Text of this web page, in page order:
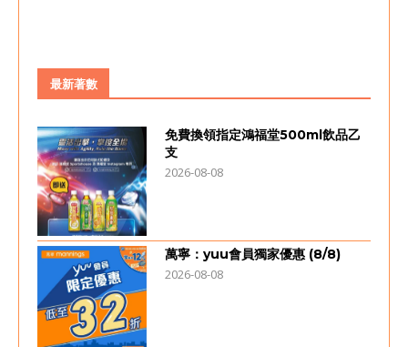
最新著數
免費換領指定鴻福堂500ml飲品乙
支
2026-08-08
萬寧：yuu會員獨家優惠 (8/8)
2026-08-08